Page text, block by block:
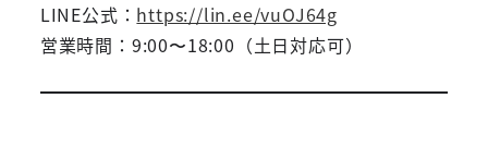
LINE公式： https://lin.ee/vuOJ64g
営業時間：9:00〜18:00（土日対応可）